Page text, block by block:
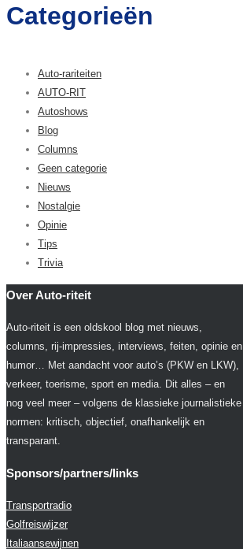
Categorieën
Auto-rariteiten
AUTO-RIT
Autoshows
Blog
Columns
Geen categorie
Nieuws
Nostalgie
Opinie
Tips
Trivia
Over Auto-riteit
Auto-riteit is een oldskool blog met nieuws,
columns, rij-impressies, interviews, feiten, opinie en
humor… Met aandacht voor auto’s (PKW en LKW),
verkeer, toerisme, sport en media. Dit alles – en
nog veel meer – volgens de klassieke journalistieke
normen: kritisch, objectief, onafhankelijk en
transparant.
Sponsors/partners/links
Transportradio
Golfreiswijzer
Italiaansewijnen